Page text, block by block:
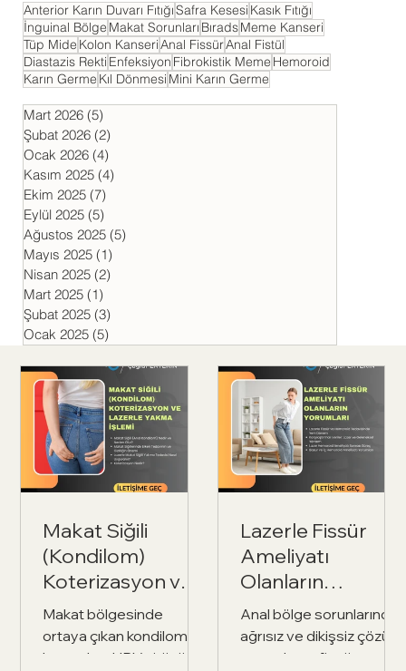
Makat Siğili
(Kondilom)
Koterizasyon ve
Lazerle Yakma
İşlemi
Makat bölgesinde
ortaya çıkan kondilom
lezyonları, HPV virüsü
Lazerle Fissür
Ameliyatı
Olanların
Yorumları
Anal bölge sorunlarında
ağrısız ve dikişsiz çözüm
sunan lazer fissür
Anterior Karın Duvarı FıtığıSafra Kesesi Kasık Fıtığı
İnguinal Bölge Makat Sorunları BıradsMeme Kanseri
Tüp Mide Kolon KanseriAnal FissürAnal Fistül
Diastazis Rekti Enfeksiyon Fibrokistik Meme Hemoroid
Karın Germe Kıl Dönmesi Mini Karın Germe
Mart 2026 (5)5 yazı
Şubat 2026 (2)2 yazı
Ocak 2026 (4)4 yazı
Kasım 2025 (4)4 yazı
Ekim 2025 (7)7 yazı
Eylül 2025 (5)5 yazı
Ağustos 2025 (5)5 yazı
Mayıs 2025 (1)1 yazı
Nisan 2025 (2)2 yazı
Mart 2025 (1)1 yazı
Şubat 2025 (3)3 yazı
Ocak 2025 (5)5 yazı